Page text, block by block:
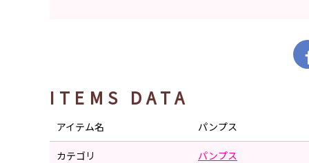
ITEMS DATA
アイテム名 パンプス
カテゴリ パンプス